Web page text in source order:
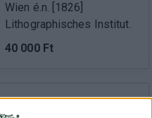
Wien é.n. [1826]
Lithographisches Institut.
40 000 Ft